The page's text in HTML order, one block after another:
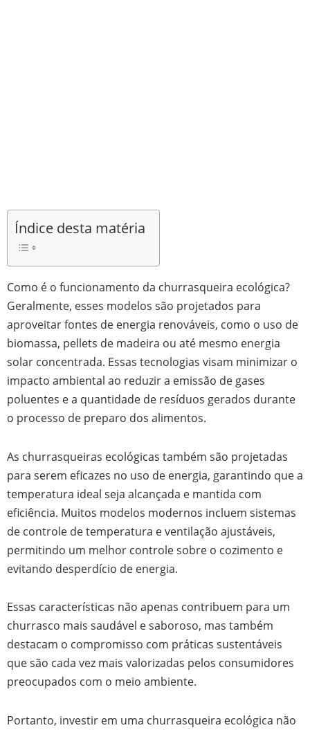
Índice desta matéria
Como é o funcionamento da churrasqueira ecológica?
Geralmente, esses modelos são projetados para
aproveitar fontes de energia renováveis, como o uso de
biomassa, pellets de madeira ou até mesmo energia
solar concentrada. Essas tecnologias visam minimizar o
impacto ambiental ao reduzir a emissão de gases
poluentes e a quantidade de resíduos gerados durante
o processo de preparo dos alimentos.
As churrasqueiras ecológicas também são projetadas
para serem eficazes no uso de energia, garantindo que a
temperatura ideal seja alcançada e mantida com
eficiência. Muitos modelos modernos incluem sistemas
de controle de temperatura e ventilação ajustáveis,
permitindo um melhor controle sobre o cozimento e
evitando desperdício de energia.
Essas características não apenas contribuem para um
churrasco mais saudável e saboroso, mas também
destacam o compromisso com práticas sustentáveis
que são cada vez mais valorizadas pelos consumidores
preocupados com o meio ambiente.
Portanto, investir em uma churrasqueira ecológica não